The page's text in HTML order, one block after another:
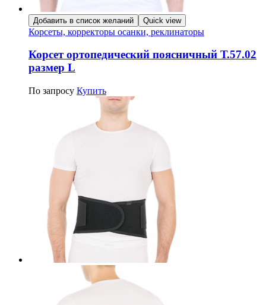
Добавить в список желаний Quick view
Корсеты, корректоры осанки, реклинаторы
Корсет ортопедический поясничный Т.57.02
размер L
По запросу Купить